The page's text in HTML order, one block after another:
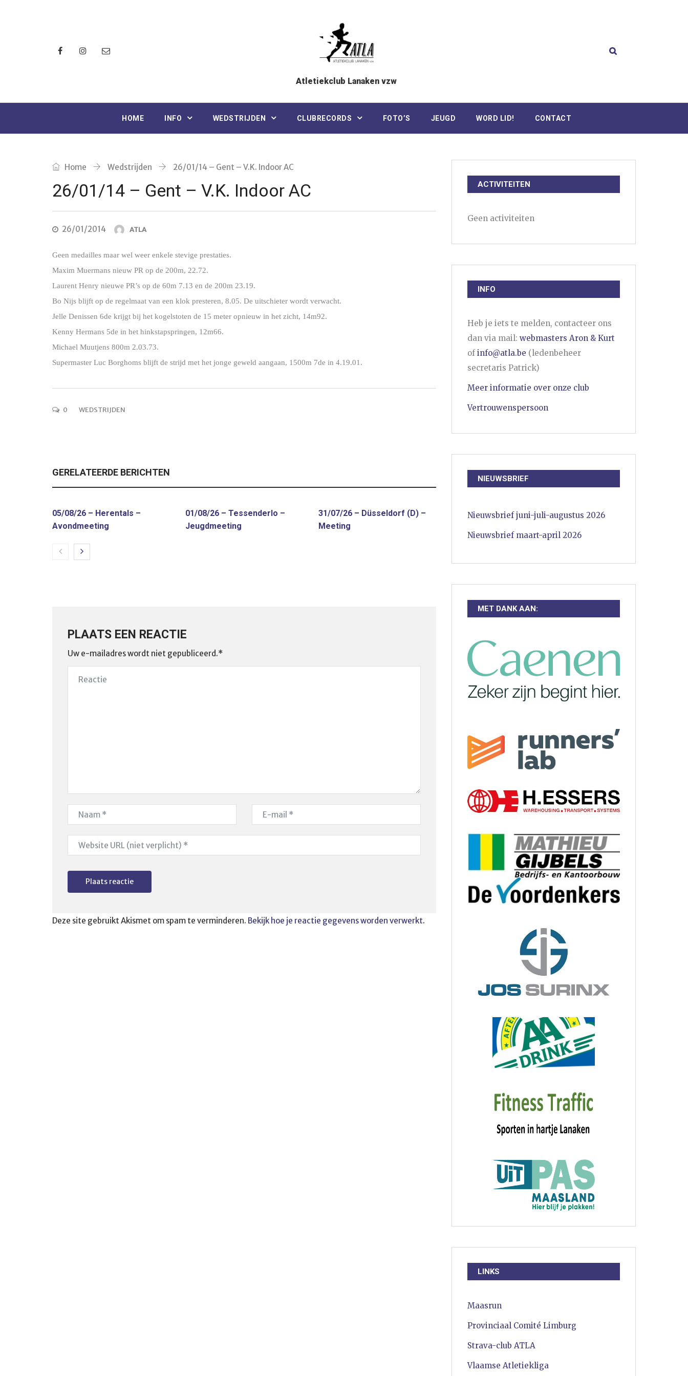
Atletiekclub Lanaken vzw
HOME INFO WEDSTRIJDEN CLUBRECORDS FOTO’S JEUGD WORD LID! CONTACT
Home Wedstrijden 26/01/14 – Gent – V.K. Indoor AC
26/01/14 – Gent – V.K. Indoor AC
26/01/2014 ATLA
Geen medailles maar wel weer enkele stevige prestaties.
Maxim Muermans nieuw PR op de 200m, 22.72.
Laurent Henry nieuwe PR’s op de 60m 7.13 en de 200m 23.19.
Bo Nijs blijft op de regelmaat van een klok presteren, 8.05. De uitschieter wordt verwacht.
Jelle Denissen 6de krijgt bij het kogelstoten de 15 meter opnieuw in het zicht, 14m92.
Kenny Hermans 5de in het hinkstapspringen, 12m66.
Michael Muutjens 800m 2.03.73.
Supermaster Luc Borghoms blijft de strijd met het jonge geweld aangaan, 1500m 7de in 4.19.01.
0 WEDSTRIJDEN
GERELATEERDE BERICHTEN
05/08/26 – Herentals –
Avondmeeting
01/08/26 – Tessenderlo –
Jeugdmeeting
31/07/26 – Düsseldorf (D) –
Meeting
PLAATS EEN REACTIE
Uw e-mailadres wordt niet gepubliceerd.*
Deze site gebruikt Akismet om spam te verminderen. Bekijk hoe je reactie gegevens worden verwerkt.
ACTIVITEITEN
Geen activiteiten
INFO
Heb je iets te melden, contacteer ons
dan via mail: webmasters Aron & Kurt
ofinfo@atla.be (ledenbeheer
secretaris Patrick)
Meer informatie over onze club
Vertrouwenspersoon
NIEUWSBRIEF
Nieuwsbrief juni-juli-augustus 2026
Nieuwsbrief maart-april 2026
MET DANK AAN:
LINKS
Maasrun
Provinciaal Comité Limburg
Strava-club ATLA
Vlaamse Atletiekliga